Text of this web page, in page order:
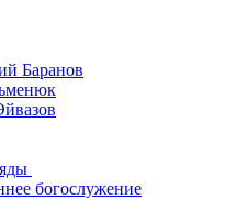
Баранов
богослужение